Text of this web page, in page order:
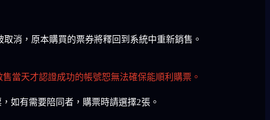
消，原本購買的票券將釋回到系統中重新銷售。
當天才認證成功的帳號恕無法確保能順利購票。
如有需要陪同者，購票時請選擇2張。